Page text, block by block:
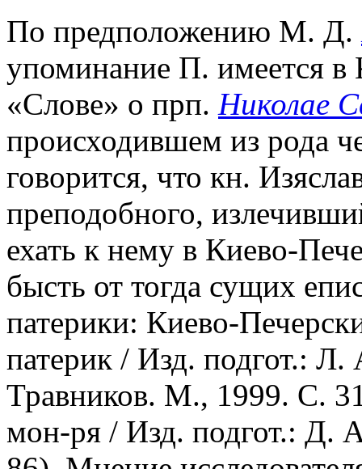
По предположению М. Д.
упоминание П. имеется в
«Слове» о прп. Николае
происходившем из рода
говорится, что кн.
преподобного,
ехать к нему в Киево-
бысть от тогда сущих
патерики: Киево-
патерик / Изд. подгот.:
Травников. М., 1999. С.
мон-ря / Изд. подгот.: Д.